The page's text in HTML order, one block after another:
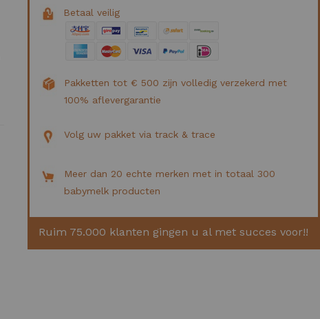
Betaal veilig
Pakketten tot € 500 zijn volledig verzekerd met
100% aflevergarantie
Volg uw pakket via track & trace
Meer dan 20 echte merken met in totaal 300
babymelk producten
Ruim 75.000 klanten gingen u al met succes voor!!